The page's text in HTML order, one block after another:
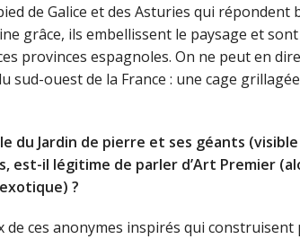
de Galice et des Asturies qui
grâce, ils embellissent le paysage et
provinces espagnoles. On ne peut en
sud-ouest de la France : une cage
du Jardin de pierre et ses géants
est-il légitime de parler d’Art Premier
?
de ces anonymes inspirés qui